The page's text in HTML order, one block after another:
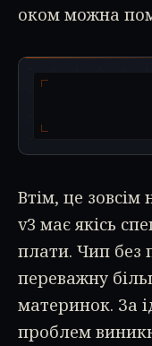
оком можна
Втім, це зовсім
v3 має якісь
плати. Чип без
переважну
материнок. За
проблем